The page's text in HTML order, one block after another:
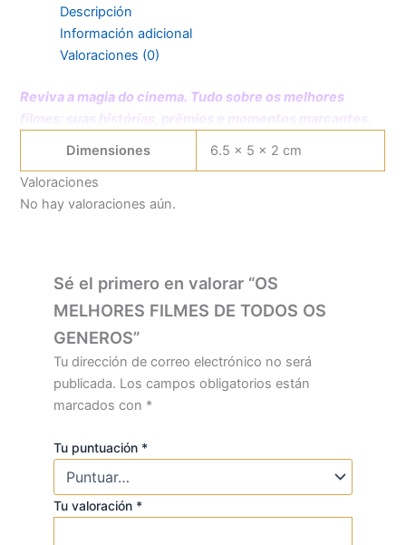
Descripción
Información adicional
Valoraciones (0)
Reviva a magia do cinema. Tudo sobre os melhores
filmes: suas histórias, prêmios e momentos marcantes.
Dimensiones
6.5 × 5 × 2 cm
Valoraciones
No hay valoraciones aún.
Sé el primero en valorar “OS
MELHORES FILMES DE TODOS OS
GENEROS”
Tu dirección de correo electrónico no será
publicada. Los campos obligatorios están
marcados con *
Tu puntuación *
Tu valoración *